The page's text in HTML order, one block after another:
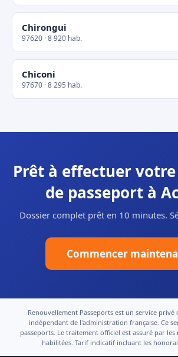
Chirongui
97620 · 8 920 hab.
Chiconi
97670 · 8 295 hab.
Prêt à effectuer
de passeport à
Dossier complet prêt en 10 minutes.
Commencer
Renouvellement Passeports est un service privé
indépendant de l'administration française. Ce
passeports. Le traitement officiel est assuré par
habilitées. Tarif indicatif incluant les